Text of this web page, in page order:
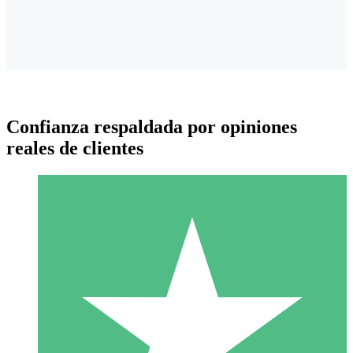
Paquetes de Créditos Individuales
Paga según el uso con créditos de descarga. Sin compromiso
Confianza respaldada por opiniones
reales de clientes